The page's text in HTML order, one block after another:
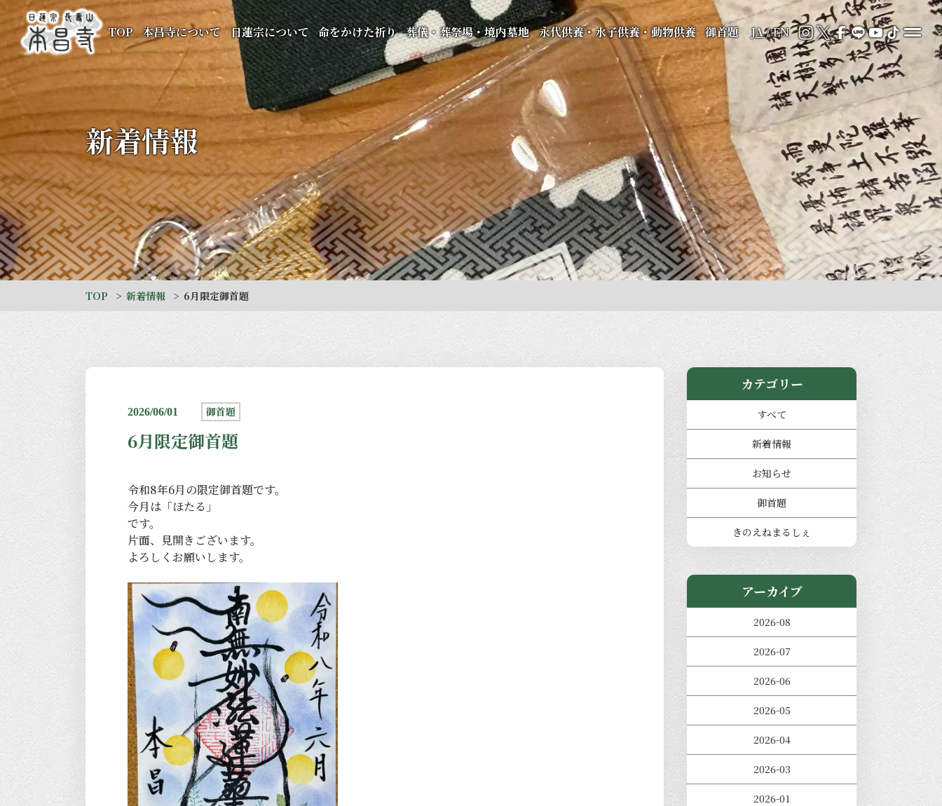
TOP 本昌寺について 日蓮宗について 命をかけた祈り 葬儀・葬祭場・境内墓地 永代供養・水子供養・動物供養 御首題 JA/EN
新着情報
TOP 新着情報 6月限定御首題
2026/06/01 御首題
6月限定御首題
令和8年6月の限定御首題です。
今月は「ほたる」
です。
片面、見開きございます。
よろしくお願いします。
カテゴリー
すべて
新着情報
お知らせ
御首題
きのえねまるしぇ
アーカイブ
2026-08
2026-07
2026-06
2026-05
2026-04
2026-03
2026-01